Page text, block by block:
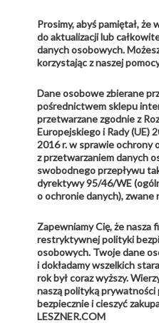
Prosimy, abyś pamiętał, że
do aktualizacji lub
danych osobowych.
korzystając z naszej
Dane osobowe zbierane
pośrednictwem sklepu
przetwarzane zgodnie z
Europejskiego i Rady (UE)
2016 r. w sprawie ochrony
z przetwarzaniem danych
swobodnego przepływu
dyrektywy 95/46/WE
o ochronie danych), zwane
Zapewniamy Cię, że nasza
restryktywnej polityki
osobowych. Twoje dane
i dokładamy wszelkich
rok był coraz wyższy.
naszą polityką prywatności
bezpiecznie i cieszyć
LESZNER.COM